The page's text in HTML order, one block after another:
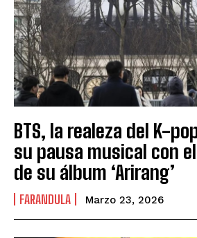
BTS, la realeza del K-
su pausa musical con
de su álbum ‘Arirang’
FARANDULA Marzo 23, 2026